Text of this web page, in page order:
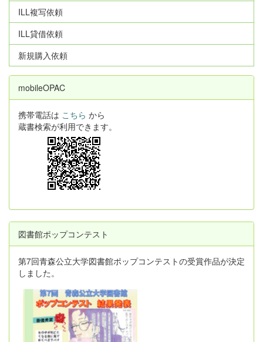
ILL複写依頼
ILL貸借依頼
新規購入依頼
mobileOPAC
携帯電話は こちら から
蔵書検索が利用できます。
図書館ポップコンテスト
第7回青森公立大学図書館ポップコンテストの受賞作品が決定
しました。